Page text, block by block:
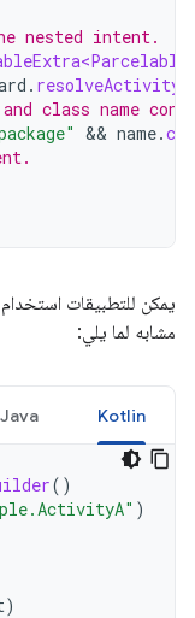
nested intent.
. resolveActivity
class name
&& name.
يمكن للتطبيقات استخدام
مشابه لما يلي:
Kotlin
Java
()
)
)